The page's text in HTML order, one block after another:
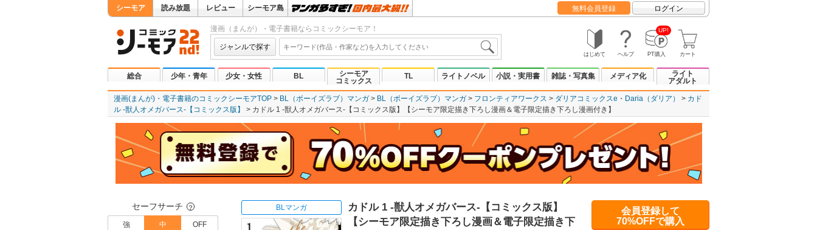
シーモア 読み放題 レビュー シーモア島 無料会員登録 ログイン
漫画（まんが）・電子書籍ならコミックシーモア！
ジャンルで探す
はじめて ヘルプ
UP!
PT購入 カート
総合 少年・青年 少女・女性 BL
シーモア
コミックス
TL ライトノベル 小説・実用書 雑誌・写真集 メディア化
ライト
アダルト
漫画(まんが)・電子書籍のコミックシーモアTOP BL（ボーイズラブ）マンガ BL（ボーイズラブ）マンガ フロンティアワークス ダリアコミックスe Daria（ダリア）
カド
ル ‐獣人オメガバース‐【コミックス版】
カドル 1 ‐獣人オメガバース‐【コミックス版】【シーモア限定描き下ろし漫画＆電子限定描き下ろし漫画付き】
セーフサーチ ？
強 中 OFF
BLマンガ
カドル 1 ‐獣人オメガバース‐【コミックス版】
【シーモア限定描き下ろし漫画＆電子限定描き下
会員登録して
70%OFFで購入